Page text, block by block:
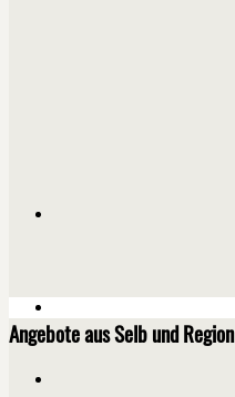
Angebote aus Selb und Region